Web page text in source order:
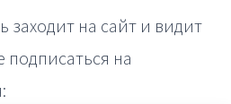
заходит на сайт и видит
на